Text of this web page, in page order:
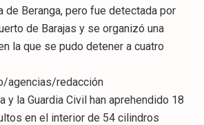
de Beranga, pero fue detectada por
de Barajas y se organizó una
la que se pudo detener a cuatro
agencias/redacción
y la Guardia Civil han aprehendido 18
en el interior de 54 cilindros